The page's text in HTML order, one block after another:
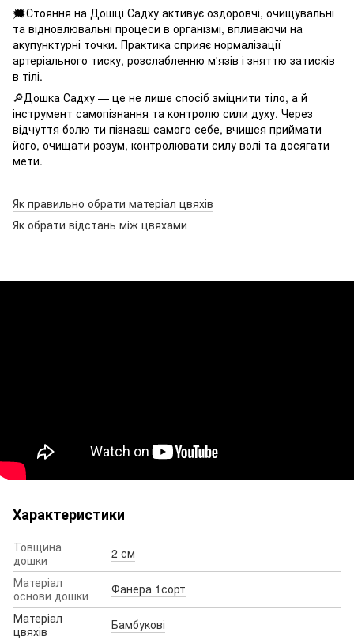
🗯Стояння на Дошці Садху активує оздоровчі, очищувальні
та відновлювальні процеси в організмі, впливаючи на
акупунктурні точки. Практика сприяє нормалізації
артеріального тиску, розслабленню м'язів і зняттю затисків
в тілі.
🔎Дошка Садху — це не лише спосіб зміцнити тіло, а й
інструмент самопізнання та контролю сили духу. Через
відчуття болю ти пізнаєш самого себе, вчишся приймати
його, очищати розум, контролювати силу волі та досягати
мети.
Як правильно обрати матеріал цвяхів
Як обрати відстань між цвяхами
Характеристики
Товщина
дошки
2 см
Матеріал
основи дошки
Фанера 1сорт
Матеріал
цвяхів
Бамбукові